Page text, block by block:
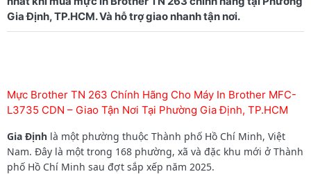
Mực Brother TN 263 Chính Hãng Cho Máy In Brother MFC-
L3735 CDN – Giao Tận Nơi Tại Phường Gia Định, TP.HCM
Gia Định là một phường thuộc Thành phố Hồ Chí Minh, Việt
Nam. Đây là một trong 168 phường, xã và đặc khu mới ở Thành
phố Hồ Chí Minh sau đợt sắp xếp năm 2025.